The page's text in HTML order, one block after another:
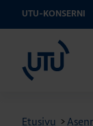
UTU-KONSERNI
Etusivu >